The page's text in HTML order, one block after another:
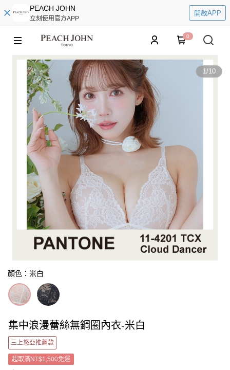
PEACH JOHN
立刻使用官方APP
開啟APP
0
1/10
顏色：米白
集中浪漫蕾絲無鋼圈內衣-米白
三上悠亞推薦款
超取滿NT$1,500免運